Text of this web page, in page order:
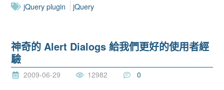
jQuery plugin jQuery
神奇的 Alert Dialogs 給我們更好的使用者經
驗
2009-06-29 12982 0